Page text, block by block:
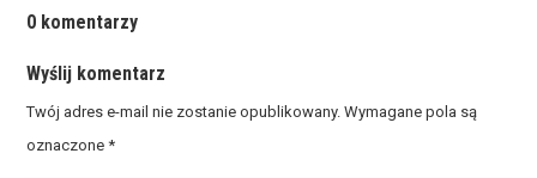
0 komentarzy
Wyślij komentarz
Twój adres e-mail nie zostanie opublikowany. Wymagane pola są
oznaczone*